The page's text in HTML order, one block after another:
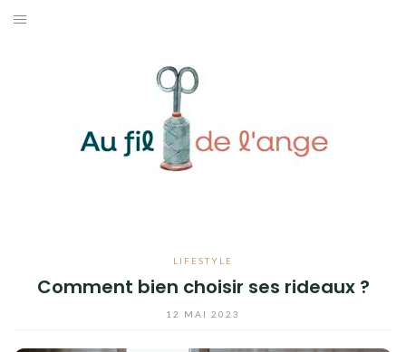
Aller
LIFESTYLE
Comment bien choisir ses rideaux ?
12 MAI 2023